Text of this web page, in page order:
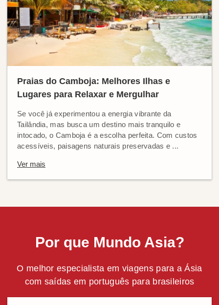
Praias do Camboja: Melhores Ilhas e
Lugares para Relaxar e Mergulhar
Se você já experimentou a energia vibrante da
Tailândia, mas busca um destino mais tranquilo e
intocado, o Camboja é a escolha perfeita. Com custos
acessíveis, paisagens naturais preservadas e ...
Ver mais
Por que Mundo Asia?
O melhor especialista em viagens para a Ásia
com saídas em português para brasileiros